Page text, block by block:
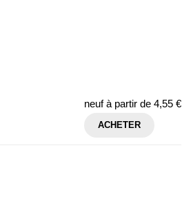
neuf à partir de 4,55 €
ACHETER